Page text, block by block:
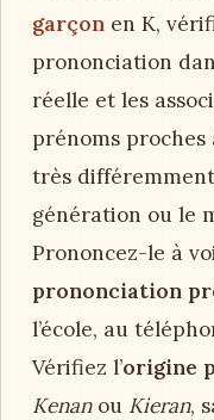
garçon en K,
prononciation
réelle et les
prénoms proches
très
génération ou le
Prononcez-le à
prononciation
l’école, au
Vérifiez l’origine
Kenanou Kieran,